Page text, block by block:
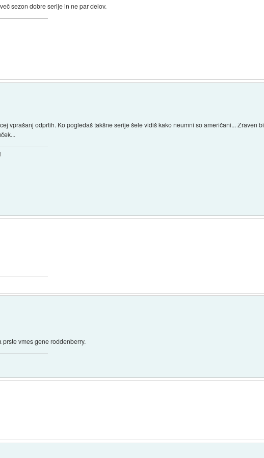
sezon dobre serije in ne par delov.
vprašanj odprtih. Ko pogledaš takšne serije šele vidiš kako neumni so američani... Zraven bi
vmes gene roddenberry.